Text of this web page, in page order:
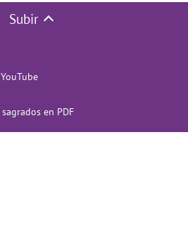
Subir
YouTube
en PDF